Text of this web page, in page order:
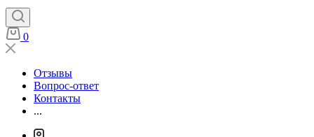
0
Отзывы
Вопрос-ответ
Контакты
...